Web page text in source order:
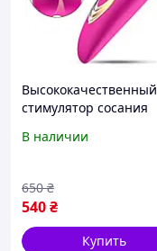
Высококачественный
стимулятор сосания
шнуром
В наличии
540₴
650 ₴
Купить